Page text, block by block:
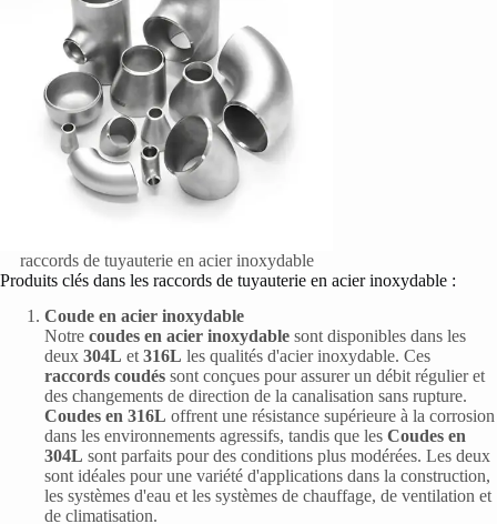
raccords de tuyauterie en acier inoxydable
Produits clés dans les raccords de tuyauterie en acier inoxydable :
Coude en acier inoxydable
Notre coudes en acier inoxydable sont disponibles dans les
deux 304L et 316L les qualités d'acier inoxydable. Ces
raccords coudés sont conçues pour assurer un débit régulier et
des changements de direction de la canalisation sans rupture.
Coudes en 316L offrent une résistance supérieure à la corrosion
dans les environnements agressifs, tandis que les Coudes en
304L sont parfaits pour des conditions plus modérées. Les deux
sont idéales pour une variété d'applications dans la construction,
les systèmes d'eau et les systèmes de chauffage, de ventilation et
de climatisation.